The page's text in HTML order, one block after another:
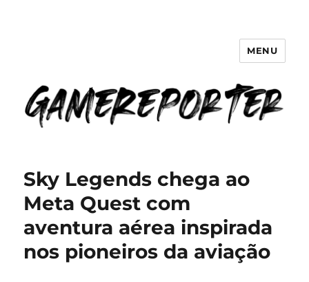
GameReporter | Cultura Gamer
MENU
Sky Legends chega ao
Meta Quest com
aventura aérea inspirada
nos pioneiros da aviação